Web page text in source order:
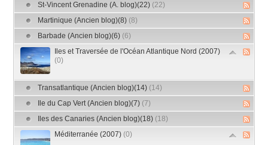
St-Vincent Grenadine (A. blog)(22) (22)
Martinique (Ancien blog)(8) (8)
Barbade (Ancien blog)(6) (6)
Iles et Traversée de l'Océan Atlantique Nord (2007)
(0)
Transatlantique (Ancien blog)(14) (14)
Ile du Cap Vert (Ancien blog)(7) (7)
Iles des Canaries (Ancien blog)(18) (18)
Méditerranée (2007) (0)